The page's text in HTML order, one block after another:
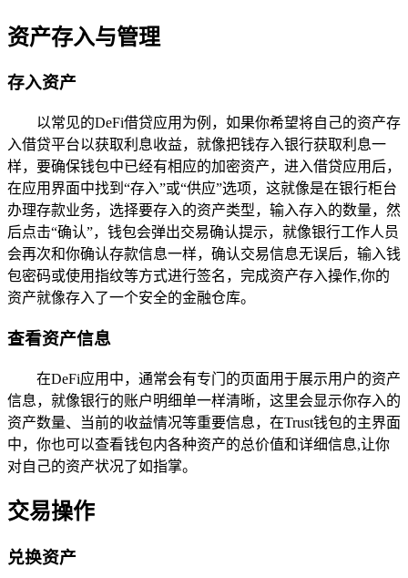
资产存入与管理
存入资产
以常见的DeFi借贷应用为例，如果你希望将自己的资产存
入借贷平台以获取利息收益，就像把钱存入银行获取利息一
样，要确保钱包中已经有相应的加密资产，进入借贷应用后，
在应用界面中找到“存入”或“供应”选项，这就像是在银行柜台
办理存款业务，选择要存入的资产类型，输入存入的数量，然
后点击“确认”，钱包会弹出交易确认提示，就像银行工作人员
会再次和你确认存款信息一样，确认交易信息无误后，输入钱
包密码或使用指纹等方式进行签名，完成资产存入操作,你的
资产就像存入了一个安全的金融仓库。
查看资产信息
在DeFi应用中，通常会有专门的页面用于展示用户的资产
信息，就像银行的账户明细单一样清晰，这里会显示你存入的
资产数量、当前的收益情况等重要信息，在Trust钱包的主界面
中，你也可以查看钱包内各种资产的总价值和详细信息,让你
对自己的资产状况了如指掌。
交易操作
兑换资产